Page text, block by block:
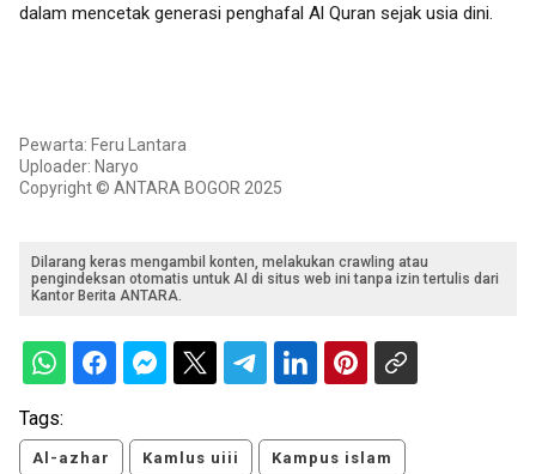
dalam mencetak generasi penghafal Al Quran sejak usia dini.
Pewarta: Feru Lantara
Uploader: Naryo
Copyright © ANTARA BOGOR 2025
Dilarang keras mengambil konten, melakukan crawling atau
pengindeksan otomatis untuk AI di situs web ini tanpa izin tertulis dari
Kantor Berita ANTARA.
Tags:
Al-azhar Kamlus uiii Kampus islam